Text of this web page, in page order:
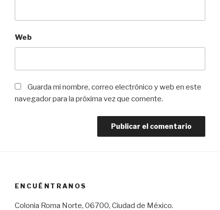
Web
Guarda mi nombre, correo electrónico y web en este
navegador para la próxima vez que comente.
ENCUÉNTRANOS
Colonia Roma Norte, 06700, Ciudad de México.